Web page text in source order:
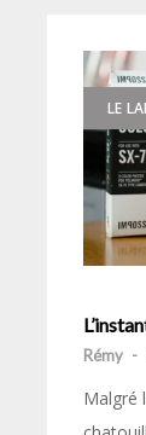
LE
Rémy -
Malgré